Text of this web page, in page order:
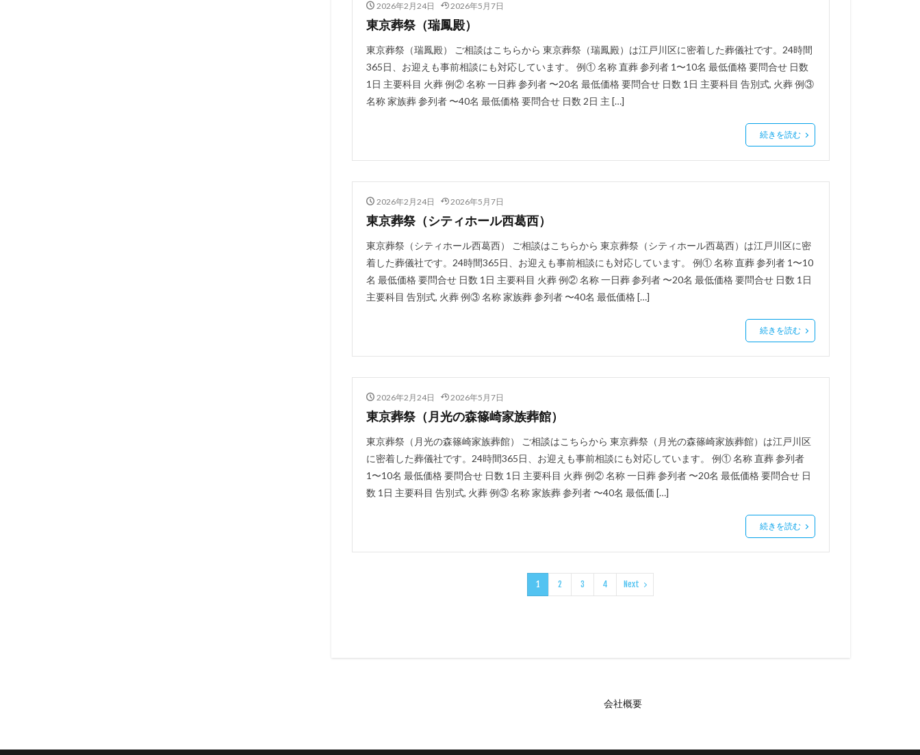
2026年2月24日 2026年5月7日
東京葬祭（瑞鳳殿）
東京葬祭（瑞鳳殿） ご相談はこちらから 東京葬祭（瑞鳳殿）は江戸川区に密着した葬儀社です。24時間
365日、お迎えも事前相談にも対応しています。 例① 名称 直葬 参列者 1〜10名 最低価格 要問合せ 日数
1日 主要科目 火葬 例② 名称 一日葬 参列者 〜20名 最低価格 要問合せ 日数 1日 主要科目 告別式, 火葬 例③
名称 家族葬 参列者 〜40名 最低価格 要問合せ 日数 2日 主 […]
続きを読む
2026年2月24日 2026年5月7日
東京葬祭（シティホール西葛西）
東京葬祭（シティホール西葛西） ご相談はこちらから 東京葬祭（シティホール西葛西）は江戸川区に密
着した葬儀社です。24時間365日、お迎えも事前相談にも対応しています。 例① 名称 直葬 参列者 1〜10
名 最低価格 要問合せ 日数 1日 主要科目 火葬 例② 名称 一日葬 参列者 〜20名 最低価格 要問合せ 日数 1日
主要科目 告別式, 火葬 例③ 名称 家族葬 参列者 〜40名 最低価格 […]
続きを読む
2026年2月24日 2026年5月7日
東京葬祭（月光の森篠崎家族葬館）
東京葬祭（月光の森篠崎家族葬館） ご相談はこちらから 東京葬祭（月光の森篠崎家族葬館）は江戸川区
に密着した葬儀社です。24時間365日、お迎えも事前相談にも対応しています。 例① 名称 直葬 参列者
1〜10名 最低価格 要問合せ 日数 1日 主要科目 火葬 例② 名称 一日葬 参列者 〜20名 最低価格 要問合せ 日
数 1日 主要科目 告別式, 火葬 例③ 名称 家族葬 参列者 〜40名 最低価 […]
続きを読む
1 2 3 4 Next
会社概要